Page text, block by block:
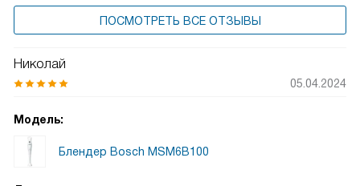
ПОСМОТРЕТЬ ВСЕ ОТЗЫВЫ
Николай
05.04.2024
Модель:
Блендер Bosch MSM6B100